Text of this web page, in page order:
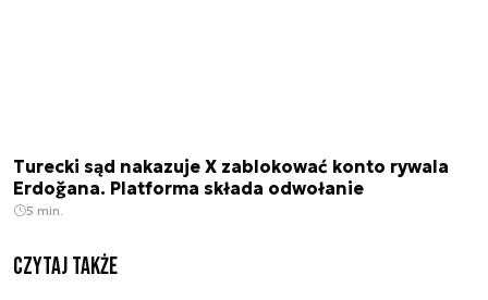
Turecki sąd nakazuje X zablokować konto rywala
Erdoğana. Platforma składa odwołanie
5 min.
Czytaj także